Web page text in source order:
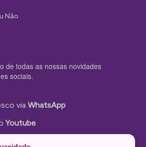
Não
de todas as nossas novidades
sociais.
viaWhatsApp
Youtube